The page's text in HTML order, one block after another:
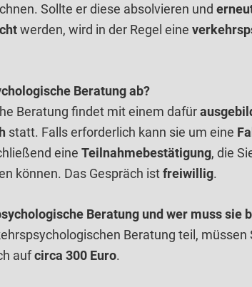
Sollte er diese absolvieren und
werden, wird in der Regel eine
Beratung ab?
Beratung findet mit einem dafür
statt. Falls erforderlich kann sie um eine
eine Teilnahmebestätigung, die
können. Das Gespräch istfreiwillig.
Beratung und wer muss sie
Beratung teil, müssen
aufcirca 300 Euro.